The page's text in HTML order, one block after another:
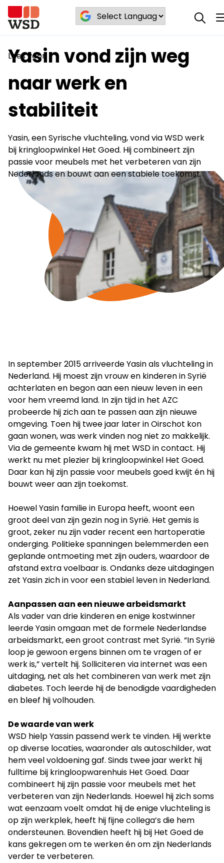
Lees voor
/Blog/
Yasin vond zijn weg naar werk en
Yasin vond zijn weg
naar werk en
stabiliteit
Yasin, een Syrische vluchteling, vond via WSD werk
bij kringloopwinkel Het Goed. Hij combineert zijn
passie voor meubels met het verbeteren van zijn
Nederlands en bouwt aan een stabiele toekomst.
In september 2015 arriveerde Yasin als vluchteling in
Nederland. Hij moest zijn vrouw en kinderen in Syrië
achterlaten en begon aan een nieuw leven in een
voor hem vreemd land. In zijn tijd in het AZC
probeerde hij zich aan te passen aan zijn nieuwe
omgeving. Toen hij twee jaar later in Oirschot kon
gaan wonen, was werk vinden nog niet zo makkelijk.
Via de gemeente kwam hij met WSD in contact. Hij
werkt nu met plezier bij kringloopwinkel Het Goed.
Daar kan hij zijn passie voor meubels goed kwijt én hij
bouwt weer aan zijn toekomst.
Hoewel Yasin familie in Europa heeft, woont een
groot deel van zijn gezin nog in Syrië. Het gemis is
groot, zeker nu zijn vader recent een hartoperatie
onderging. Politieke spanningen belemmerden een
geplande ontmoeting met zijn ouders, waardoor de
afstand extra voelbaar is. Ondanks deze uitdagingen
zet Yasin zich in voor een stabiel leven in Nederland.
Aanpassen aan een nieuwe arbeidsmarkt
Als vader van drie kinderen en enige kostwinner
leerde Yasin omgaan met de formele Nederlandse
arbeidsmarkt, een groot contrast met Syrië. “In Syrië
loop je gewoon ergens binnen om te vragen of er
werk is,” vertelt hij. Solliciteren via internet was een
uitdaging, net als het combineren van werk met zijn
diabetes. Toch leerde hij de benodigde vaardigheden
en bleef hij volhouden.
De waarde van werk
WSD hielp Yassin passend werk te vinden. Hij werkte
op diverse locaties, waaronder als autoschilder, wat
hem veel voldoening gaf. Sinds twee jaar werkt hij
fulltime bij kringloopwarenhuis Het Goed. Daar
combineert hij zijn passie voor meubels met het
verbeteren van zijn Nederlands. Hoewel hij zich soms
wat eenzaam voelt omdat hij de enige vluchteling is
op zijn werkplek, heeft hij fijne collega’s die hem
ondersteunen. Bovendien heeft hij bij Het Goed de
kans gekregen om te werken én om zijn Nederlands
verder te verbeteren.